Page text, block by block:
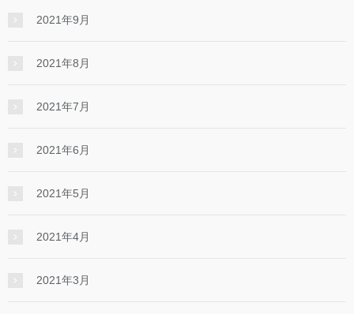
2021年9月
2021年8月
2021年7月
2021年6月
2021年5月
2021年4月
2021年3月